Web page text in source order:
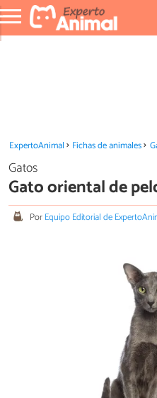
ExpertoAnimal Fichas de animales
Gatos
Gato oriental de
PorEquipo Editorial de